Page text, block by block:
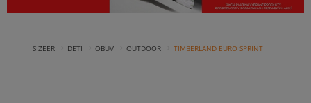
SIZEER DETI OBUV OUTDOOR TIMBERLAND EURO SPRINT